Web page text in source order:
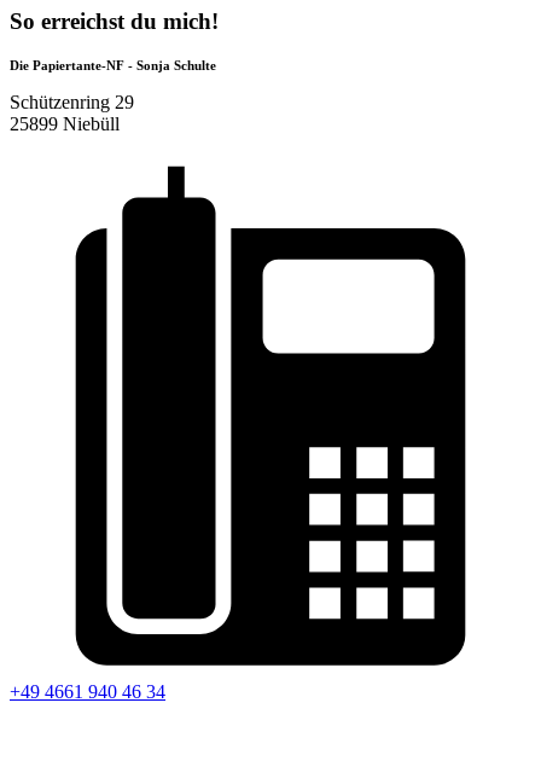
So erreichst du mich!
Die Papiertante-NF - Sonja Schulte
Schützenring 29
25899 Niebüll
+49 4661 940 46 34